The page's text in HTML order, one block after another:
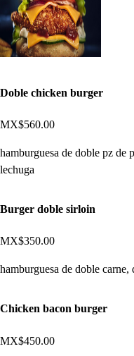
Doble chicken burger
MX$560.00
hamburguesa de doble pz de
lechuga
Burger doble sirloin
MX$350.00
hamburguesa de doble
Chicken bacon burger
MX$450.00